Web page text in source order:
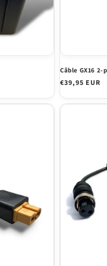
Câble GX16 2-
Prix
€39,95 EUR